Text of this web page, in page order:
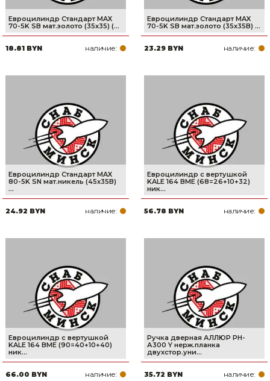
Евроцилиндр Стандарт MAX
70-5K SB мат.золото (35х35) (...
18.81 BYN наличие:
Евроцилиндр Стандарт MAX
70-5K SB мат.золото (35х35В) ...
23.29 BYN наличие:
Евроцилиндр Стандарт MAX
80-5K SN мат.никель (45х35В)
...
24.92 BYN наличие:
Евроцилиндр с вертушкой
KALE 164 BME (68=26+10+32)
ник...
56.78 BYN наличие:
Евроцилиндр с вертушкой
KALE 164 BME (90=40+10+40)
ник...
66.00 BYN наличие:
Ручка дверная АЛЛЮР РН-
А300 Y нерж.планка
двухстор.уни...
35.72 BYN наличие: